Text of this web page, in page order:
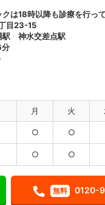
は18時以降も診療を行っ
目23-15
駅 神水交差点駅
分
月 火
○ ○
○ ○
無料 0120-